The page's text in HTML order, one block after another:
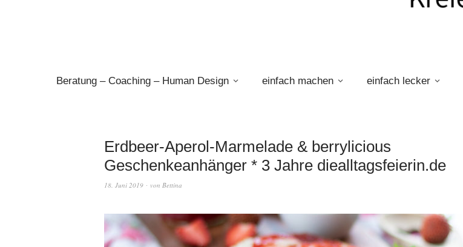
Beratung – Coaching – Human Design einfach machen einfach lecker
Erdbeer-Aperol-Marmelade & berrylicious
Geschenkeanhänger * 3 Jahre diealltagsfeierin.de
18. Juni 2019 von Bettina